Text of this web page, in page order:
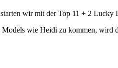
wir mit der Top 11 + 2 Lucky
wie Heidi zu kommen, wird